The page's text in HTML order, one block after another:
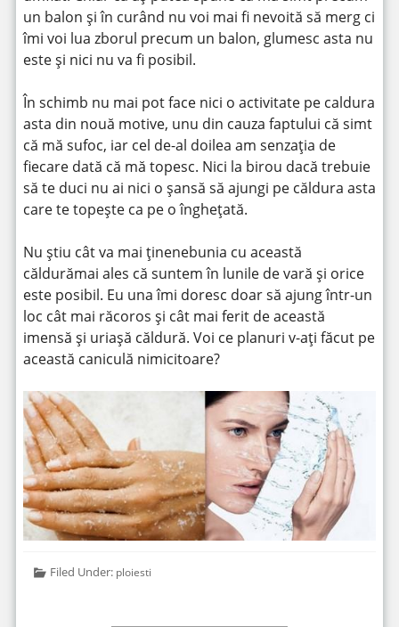
un balon și în curând nu voi mai fi nevoită să merg ci
îmi voi lua zborul precum un balon, glumesc asta nu
este și nici nu va fi posibil.
În schimb nu mai pot face nici o activitate pe caldura
asta din nouă motive, unu din cauza faptului că simt
că mă sufoc, iar cel de-al doilea am senzația de
fiecare dată că mă topesc. Nici la birou dacă trebuie
să te duci nu ai nici o șansă să ajungi pe căldura asta
care te topește ca pe o înghețată.
Nu știu cât va mai ținenebunia cu această
căldurămai ales că suntem în lunile de vară și orice
este posibil. Eu una îmi doresc doar să ajung într-un
loc cât mai răcoros și cât mai ferit de această
imensă și uriașă căldură. Voi ce planuri v-ați făcut pe
această caniculă nimicitoare?
Filed Under: ploiesti